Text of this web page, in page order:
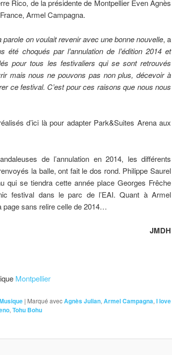
Rico, de la présidente de Montpellier Even Agnès
Armel Campagna.
on voulait revenir avec une bonne nouvelle, a
été choqués par l’annulation de l’édition 2014 et
pour tous les festivaliers qui se sont retrouvés
mais nous ne pouvons pas non plus, décevoir à
ce festival. C’est pour ces raisons que nous nous
d’ici là pour adapter Park&Suites Arena aux
de l’annulation en 2014, les différents
la balle, ont fait le dos rond. Philippe Saurel
qui se tiendra cette année place Georges Frêche
festival dans le parc de l’EAI. Quant à Armel
page sans relire celle de 2014…
JMDH
Montpellier
| Marqué avecAgnès Julian, Armel Campagna, I love
, Tohu Bohu